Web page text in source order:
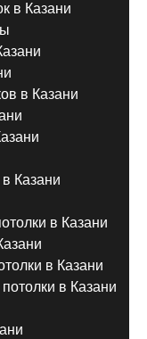
в Казани
в Казани
Казани
в Казани
в Казани
в Казани